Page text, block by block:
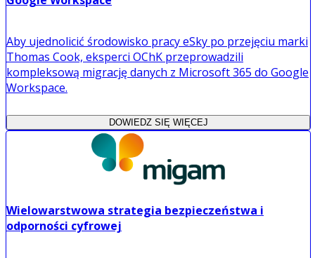
Aby ujednolicić środowisko pracy eSky po przejęciu marki
Thomas Cook, eksperci OChK przeprowadzili
kompleksową migrację danych z Microsoft 365 do Google
Workspace.
DOWIEDZ SIĘ WIĘCEJ
Wielowarstwowa strategia bezpieczeństwa i
odporności cyfrowej